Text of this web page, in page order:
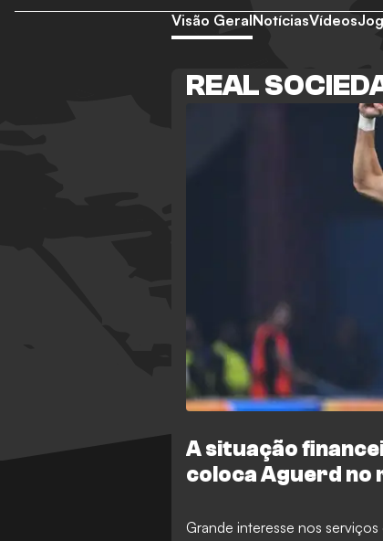
Visão GeralNotíciasVídeos
REAL
A situação
coloca Aguerd no
Grande interesse nos